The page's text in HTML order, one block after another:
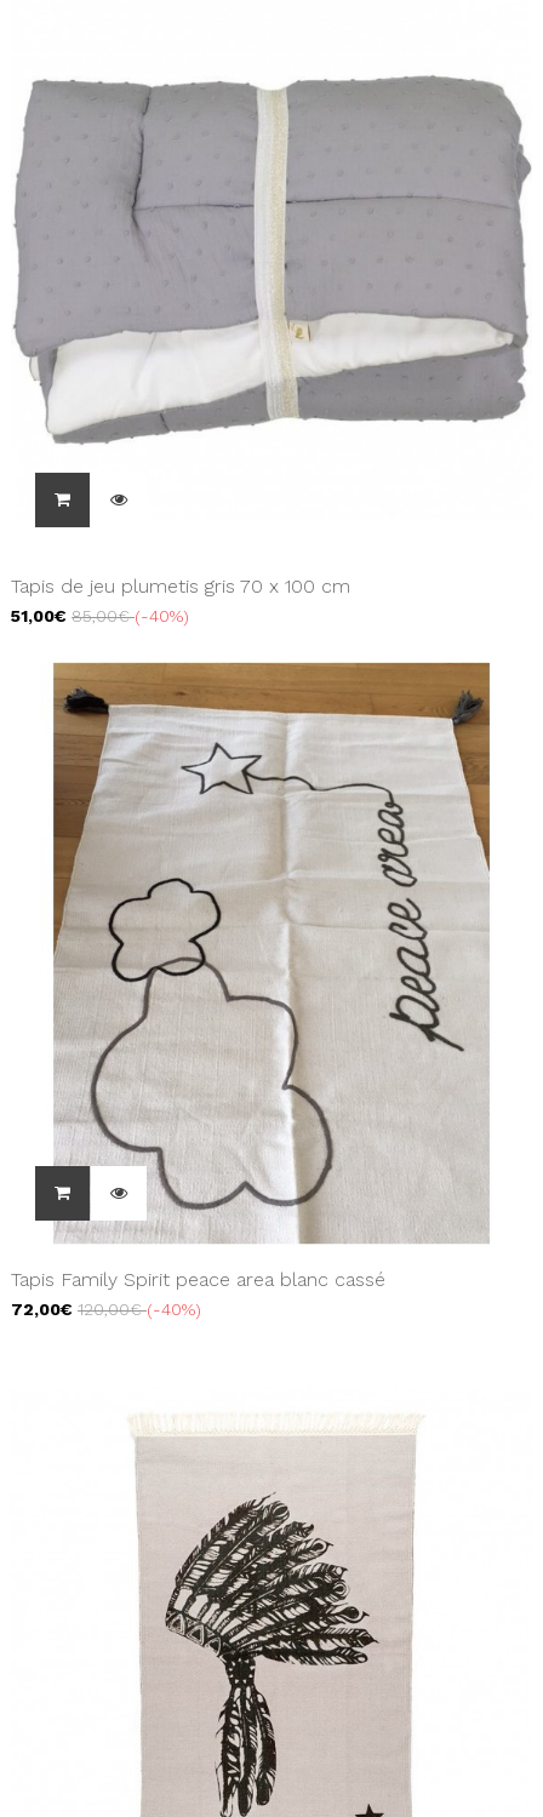
Tapis de jeu plumetis gris 70 x 100 cm
51,00€ 85,00€ -40%
Tapis Family Spirit peace area blanc cassé
72,00€ 120,00€ -40%